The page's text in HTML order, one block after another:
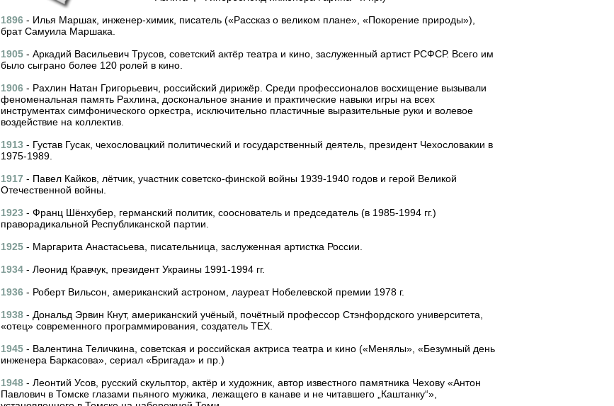
1896 - Илья Маршак, инженер-химик, писатель («Рассказ о великом плане», «Покорение природы»),
брат Самуила Маршака.
1905 - Аркадий Васильевич Трусов, советский актёр театра и кино, заслуженный артист РСФСР. Всего им
было сыграно более 120 ролей в кино.
1906 - Рахлин Натан Григорьевич, российский дирижёр. Среди профессионалов восхищение вызывали
феноменальная память Рахлина, доскональное знание и практические навыки игры на всех
инструментах симфонического оркестра, исключительно пластичные выразительные руки и волевое
воздействие на коллектив.
1913 - Густав Гусак, чехословацкий политический и государственный деятель, президент Чехословакии в
1975-1989.
1917 - Павел Кайков, лётчик, участник советско-финской войны 1939-1940 годов и герой Великой
Отечественной войны.
1923 - Франц Шёнхубер, германский политик, сооснователь и председатель (в 1985-1994 гг.)
праворадикальной Республиканской партии.
1925 - Маргарита Анастасьева, писательница, заслуженная артистка России.
1934 - Леонид Кравчук, президент Украины 1991-1994 гг.
1936 - Роберт Вильсон, американский астроном, лауреат Нобелевской премии 1978 г.
1938 - Дональд Эрвин Кнут, американский учёный, почётный профессор Стэнфордского университета,
«отец» современного программирования, создатель TEX.
1945 - Валентина Теличкина, советская и российская актриса театра и кино («Менялы», «Безумный день
инженера Баркасова», сериал «Бригада» и пр.)
1948 - Леонтий Усов, русский скульптор, актёр и художник, автор известного памятника Чехову «Антон
Павлович в Томске глазами пьяного мужика, лежащего в канаве и не читавшего „Каштанку“»,